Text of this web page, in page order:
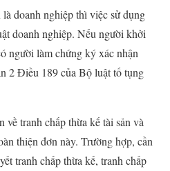
doanh nghiệp thì việc sử dụng
doanh nghiệp. Nếu người khởi
người làm chứng ký xác nhận
2 Điều 189 của Bộ luật tố tụng
tranh chấp thừa kế tài sản và
thiện đơn này. Trường hợp, cần
tranh chấp thừa kế, tranh chấp